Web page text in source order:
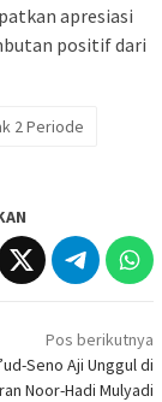
apresiasi
positif dari
2 Periode
Pos berikutnya
Seno Aji Unggul di
Noor-Hadi Mulyadi